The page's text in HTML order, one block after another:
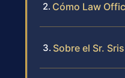
Cómo Law
Sobre el Sr.